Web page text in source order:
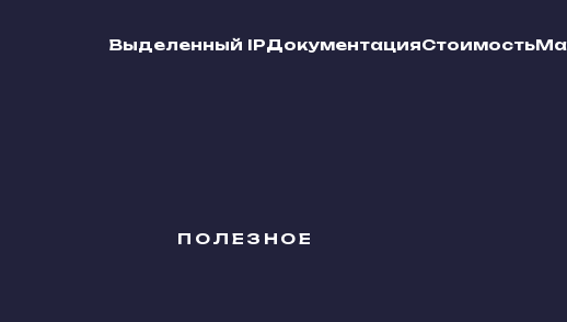
Выделенный IPДокументацияСтоимость
ПОЛЕЗНОЕ